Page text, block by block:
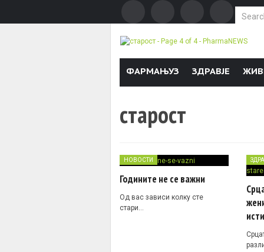
Search
ФАРМАЊУЗ ЗДРАВЈЕ
старост
НОВОСТИ
Годините не се важни
Од вас зависи колку сте
стари…